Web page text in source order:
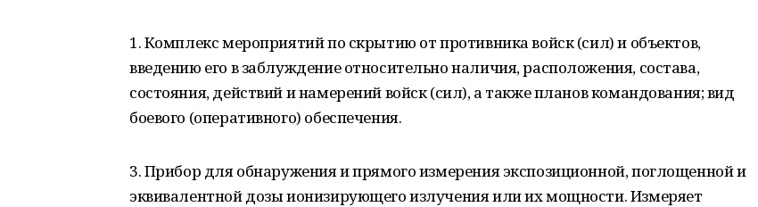
1. Комплекс мероприятий по скрытию от противника войск (сил) и объектов,
введению его в заблуждение относительно наличия, расположения, состава,
состояния, действий и намерений войск (сил), а также планов командования; вид
боевого (оперативного) обеспечения.
3. Прибор для обнаружения и прямого измерения экспозиционной, поглощенной и
эквивалентной дозы ионизирующего излучения или их мощности. Измеряет